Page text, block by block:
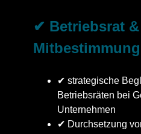
✔ Betriebsrat &
Mitbestimmung
✔ strategische
Betriebsräten bei
Unternehmen
✔ Durchsetzung